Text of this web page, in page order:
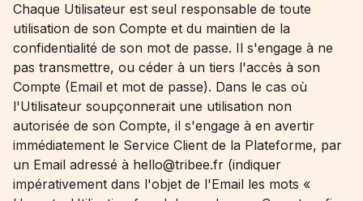
Chaque Utilisateur est seul responsable de toute
utilisation de son Compte et du maintien de la
confidentialité de son mot de passe. Il s'engage à ne
pas transmettre, ou céder à un tiers l'accès à son
Compte (Email et mot de passe). Dans le cas où
l'Utilisateur soupçonnerait une utilisation non
autorisée de son Compte, il s'engage à en avertir
immédiatement le Service Client de la Plateforme, par
un Email adressé à hello@tribee.fr (indiquer
impérativement dans l'objet de l'Email les mots «